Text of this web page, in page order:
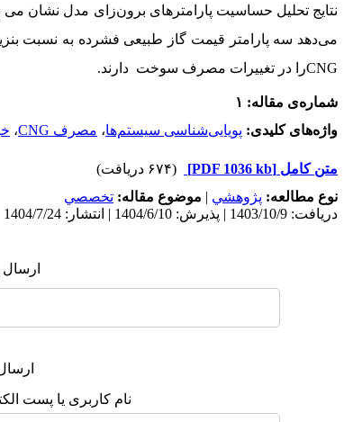
می نتایج تحلیل حساسیت پارامترهای برون‌زای مدل نشان
می‌دهد سه پارامتر قیمت گاز طبیعی فشرده به نسبت
را در تغییرات مصرف سوختCNG دارند.
شماره‌ی مقاله: ۱
واژه‌های کلیدی: پویایی‌شناسی سیستم‌ها، مصرف CNG ،
متن کامل [PDF 1036 kb]
(۶۷۴ دریافت)
نوع مطالعه: پژوهشي | موضوع مقاله: تخصصي
دریافت: 1403/10/9 | پذیرش: 1404/6/10 | انتشار: 1404/7/24
نام کاربری یا پست